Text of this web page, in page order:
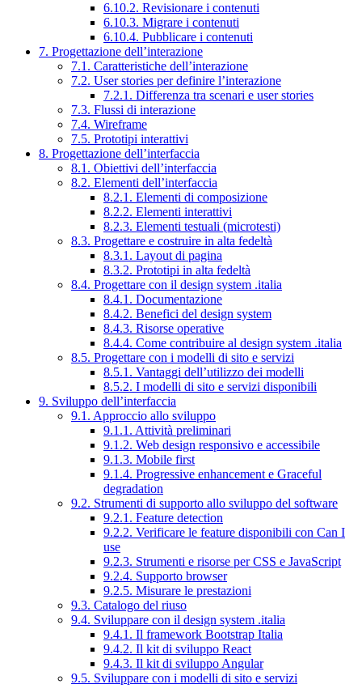
6.10.2. Revisionare i contenuti
6.10.3. Migrare i contenuti
6.10.4. Pubblicare i contenuti
7. Progettazione dell’interazione
7.1. Caratteristiche dell’interazione
7.2. User stories per definire l’interazione
7.2.1. Differenza tra scenari e user stories
7.3. Flussi di interazione
7.4. Wireframe
7.5. Prototipi interattivi
8. Progettazione dell’interfaccia
8.1. Obiettivi dell’interfaccia
8.2. Elementi dell’interfaccia
8.2.1. Elementi di composizione
8.2.2. Elementi interattivi
8.2.3. Elementi testuali (microtesti)
8.3. Progettare e costruire in alta fedeltà
8.3.1. Layout di pagina
8.3.2. Prototipi in alta fedeltà
8.4. Progettare con il design system .italia
8.4.1. Documentazione
8.4.2. Benefici del design system
8.4.3. Risorse operative
8.4.4. Come contribuire al design system .italia
8.5. Progettare con i modelli di sito e servizi
8.5.1. Vantaggi dell’utilizzo dei modelli
8.5.2. I modelli di sito e servizi disponibili
9. Sviluppo dell’interfaccia
9.1. Approccio allo sviluppo
9.1.1. Attività preliminari
9.1.2. Web design responsivo e accessibile
9.1.3. Mobile first
9.1.4. Progressive enhancement e Graceful
degradation
9.2. Strumenti di supporto allo sviluppo del software
9.2.1. Feature detection
9.2.2. Verificare le feature disponibili con Can I
use
9.2.3. Strumenti e risorse per CSS e JavaScript
9.2.4. Supporto browser
9.2.5. Misurare le prestazioni
9.3. Catalogo del riuso
9.4. Sviluppare con il design system .italia
9.4.1. Il framework Bootstrap Italia
9.4.2. Il kit di sviluppo React
9.4.3. Il kit di sviluppo Angular
9.5. Sviluppare con i modelli di sito e servizi